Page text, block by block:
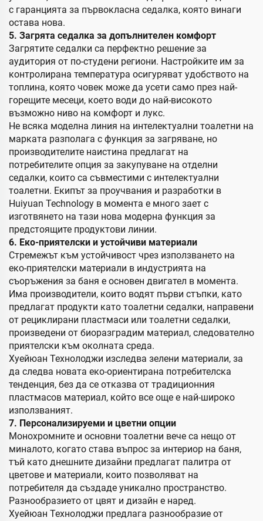
с гаранцията за първокласна седалка, която винаги
остава нова.
5. Загрятa седалка за допълнителен комфорт
Загрятите седалки са перфектно решение за
аудитория от по-студени региони. Настройките им за
контролирана температура осигуряват удобството на
топлина, която човек може да усети само през най-
горещите месеци, което води до най-високото
възможно ниво на комфорт и лукс.
Не всяка моделна линия на интелектуални тоалетни на
марката разполага с функция за загряване, но
производителите наистина предлагат на
потребителите опция за закупуване на отделни
седалки, които са съвместими с интелектуални
тоалетни. Екипът за проучвания и разработки в
Huiyuan Technology в момента е много зает с
изготвянето на тази нова модерна функция за
предстоящите продуктови линии.
6. Еко-приятелски и устойчиви материали
Стремежът към устойчивост чрез използването на
еко-приятелски материали в индустрията на
съоръжения за баня е основен двигател в момента.
Има производители, които водят първи стъпки, като
предлагат продукти като тоалетни седалки, направени
от рециклирани пластмаси или тоалетни седалки,
произведени от биоразградим материал, следователно
приятелски към околната среда.
Хуейюан Технолоджи изследва зелени материали, за
да следва новата еко-ориентирана потребителска
тенденция, без да се отказва от традиционния
пластмасов материал, който все още е най-широко
използваният.
7. Персонализируеми и цветни опции
Монохромните и основни тоалетни вече са нещо от
миналото, когато става въпрос за интериор на баня,
тъй като днешните дизайни предлагат палитра от
цветове и материали, които позволяват на
потребителя да създаде уникално пространство.
Разнообразието от цвят и дизайн е наред.
Хуейюан Технолоджи предлага разнообразие от